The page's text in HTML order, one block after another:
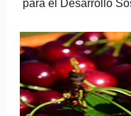
para el Desarrollo